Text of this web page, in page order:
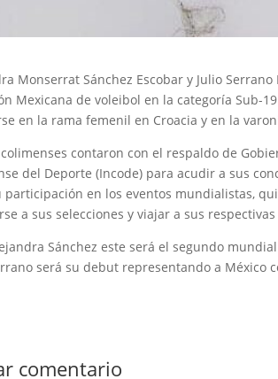
Monserrat Sánchez Escobar y Julio
Mexicana de voleibol en la categoría Sub-
en la rama femenil en Croacia y en la
contaron con el respaldo de
del Deporte (Incode) para acudir a sus
participación en los eventos mundialistas,
a sus selecciones y viajar a sus respectivas
Sánchez este será el segundo
será su debut representando a México
comentario